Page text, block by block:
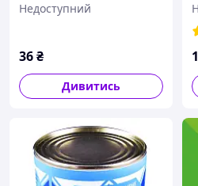
"Полуниця"150г
Недоступний
36₴
Дивитись